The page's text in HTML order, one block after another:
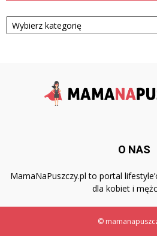
Kategorie
O NAS
MamaNaPuszczy.pl to portal
dla kobiet i
©